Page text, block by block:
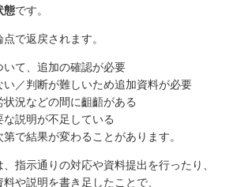
態です。
で返戻されます。
て、追加の確認が必要
／判断が難しいため追加資料が必要
況などの間に齟齬がある
説明が不足している
で結果が変わることがあります。
指示通りの対応や資料提出を行ったり、
や説明を書き足したことで、